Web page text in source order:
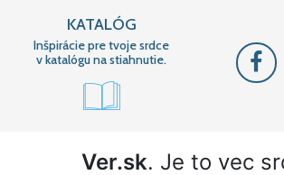
KATALÓG
Inšpirácie pre tvoje srdce
v katalógu na stiahnutie.
Ver.sk. Je to vec